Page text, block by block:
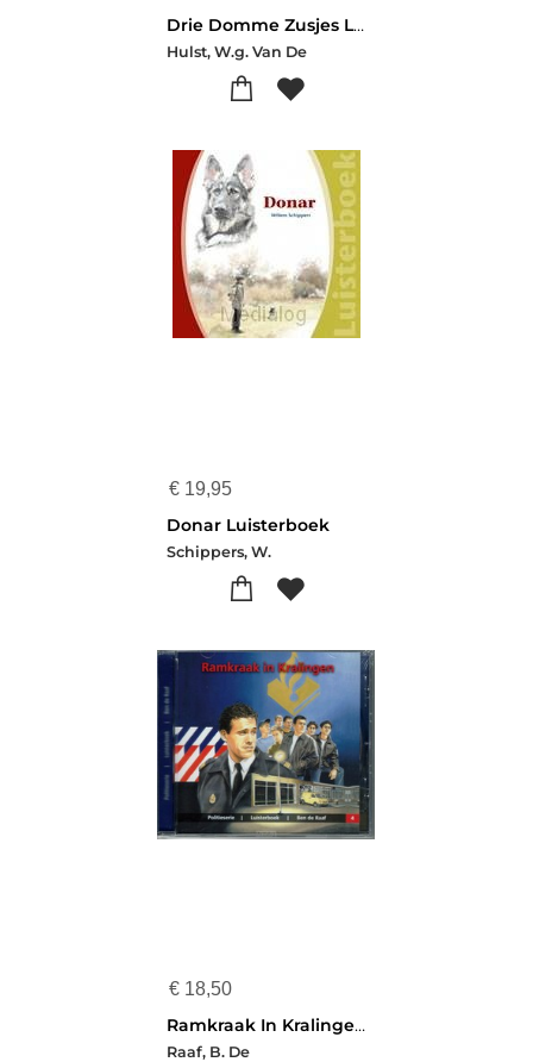
Drie Domme Zusjes Luisterboek
Hulst, W.g. Van De
€ 19,95
Donar Luisterboek
Schippers, W.
€ 18,50
Ramkraak In Kralingen Luisterboek
Raaf, B. De